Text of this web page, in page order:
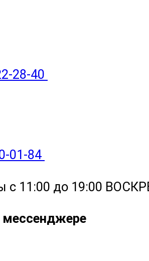
28-40
01-84
с 11:00 до 19:00